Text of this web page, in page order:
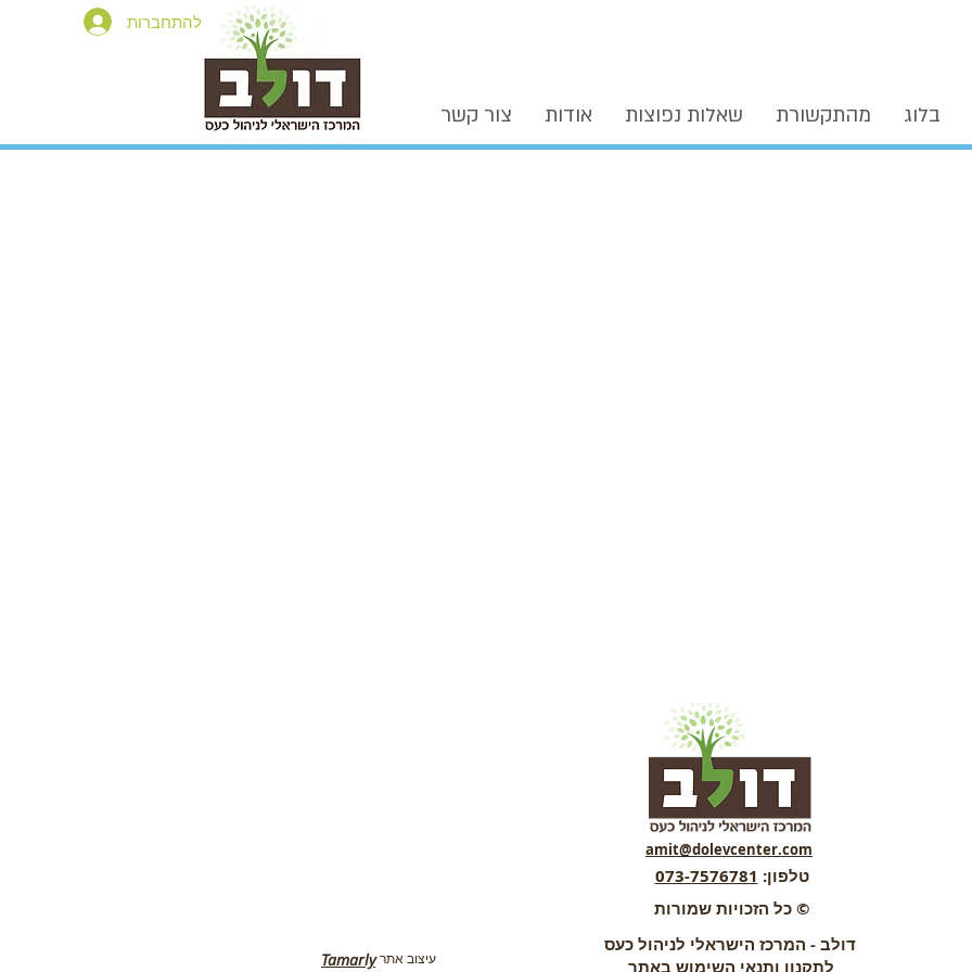
בלוג מהתקשורת שאלות נפוצות אודות צור קשר
להתחברות
amit@dolevcenter.com
טלפון: 073-7576781
© כל הזכויות שמורות
Tamarly עיצוב אתר
דולב - המרכז הישראלי לניהול כעס
לתקנון ותנאי השימוש באתר